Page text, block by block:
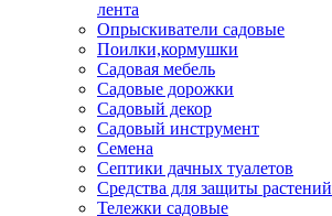
лента
Опрыскиватели садовые
Поилки,кормушки
Садовая мебель
Садовые дорожки
Садовый декор
Садовый инструмент
Семена
Септики дачных туалетов
Средства для защиты растений
Тележки садовые